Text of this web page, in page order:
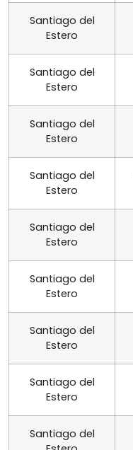
Santiago del
Estero
Santiago del
Estero
Santiago del
Estero
Santiago del
Estero
Santiago del
Estero
Santiago del
Estero
Santiago del
Estero
Santiago del
Estero
Santiago del